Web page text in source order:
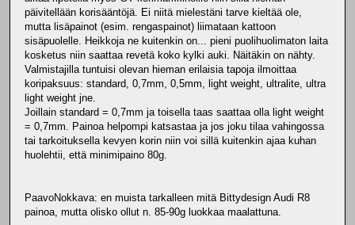
päivitellään korisääntöjä. Ei niitä mielestäni tarve kieltää ole,
mutta lisäpainot (esim. rengaspainot) liimataan kattoon
sisäpuolelle. Heikkoja ne kuitenkin on... pieni puolihuolimaton laita
kosketus niin saattaa revetä koko kylki auki. Näitäkin on nähty.
Valmistajilla tuntuisi olevan hieman erilaisia tapoja ilmoittaa
koripaksuus: standard, 0,7mm, 0,5mm, light weight, ultralite, ultra
light weight jne.
Joillain standard = 0,7mm ja toisella taas saattaa olla light weight
= 0,7mm. Painoa helpompi katsastaa ja jos joku tilaa vahingossa
tai tarkoituksella kevyen korin niin voi sillä kuitenkin ajaa kuhan
huolehtii, että minimipaino 80g.
PaavoNokkava: en muista tarkalleen mitä Bittydesign Audi R8
painoa, mutta olisko ollut n. 85-90g luokkaa maalattuna.